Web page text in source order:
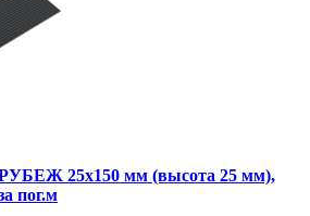
25х150 мм (высота 25 мм),
пог.м